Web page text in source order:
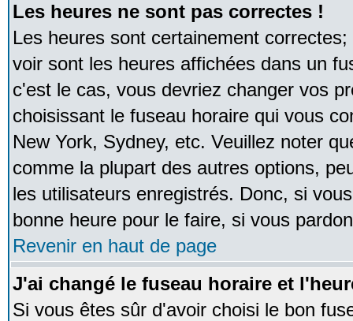
Les heures ne sont pas correctes !
Les heures sont certainement
voir sont les heures affichées dans un
c'est le cas, vous devriez changer vos
choisissant le fuseau horaire qui vous
New York, Sydney, etc. Veuillez noter
comme la plupart des autres options,
les utilisateurs enregistrés. Donc, si
bonne heure pour le faire, si vous
Revenir en haut de page
J'ai changé le fuseau horaire et
Si vous êtes sûr d'avoir choisi le bon